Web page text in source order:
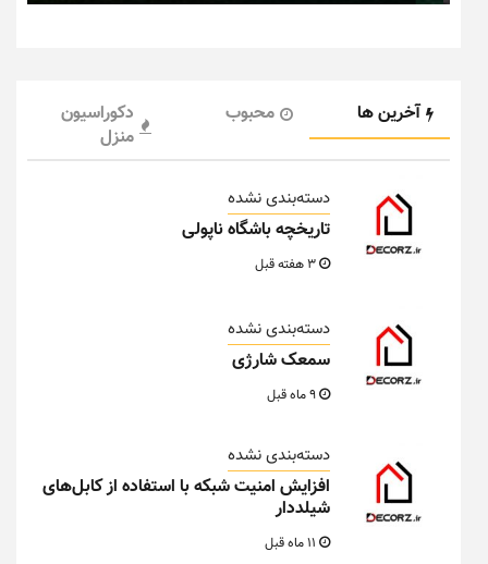
آخرین ها محبوب
دکوراسیون
منزل
دسته‌بندی نشده
تاریخچه باشگاه ناپولی
دسته‌بندی نشده
سمعک شارژی
دسته‌بندی نشده
افزایش امنیت شبکه با استفاده از کابل‌های
شیلددار